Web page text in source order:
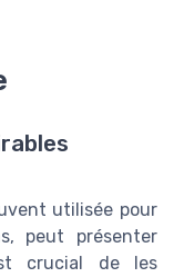
utilisée pour
peut présenter
crucial de les